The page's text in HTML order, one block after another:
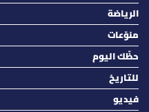
الرياضة
منوّعات
حظّك اليوم
للتاريخ
فيديو